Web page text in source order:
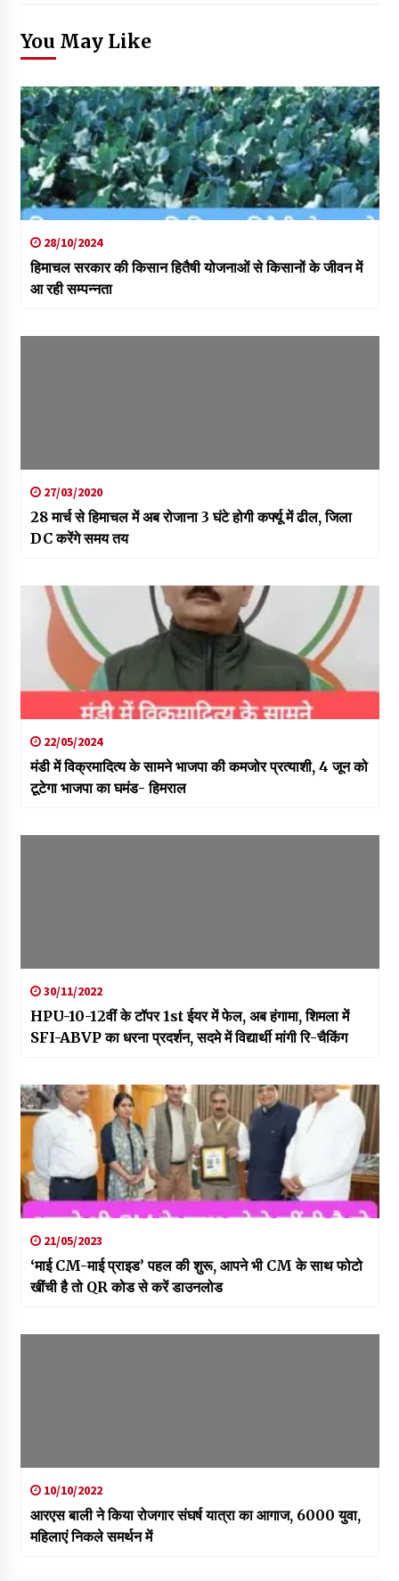
You May Like
28/10/2024
हिमाचल सरकार की किसान हितैषी योजनाओं से किसानों के जीवन में
आ रही सम्पन्नता
27/03/2020
28 मार्च से हिमाचल में अब रोजाना 3 घंटे होगी कर्फ्यू में ढील, जिला
DC करेंगे समय तय
22/05/2024
मंडी में विक्रमादित्य के सामने भाजपा की कमजोर प्रत्याशी, 4 जून को
टूटेगा भाजपा का घमंड- हिमराल
30/11/2022
HPU-10-12वीं के टॉपर 1st ईयर में फेल, अब हंगामा, शिमला में
SFI-ABVP का धरना प्रदर्शन, सदमे में विद्यार्थी मांगी रि-चैकिंग
21/05/2023
‘माई CM-माई प्राइड’ पहल की शुरू, आपने भी CM के साथ फोटो
खींची है तो QR कोड से करें डाउनलोड
10/10/2022
आरएस बाली ने किया रोजगार संघर्ष यात्रा का आगाज, 6000 युवा,
महिलाएं निकले समर्थन में